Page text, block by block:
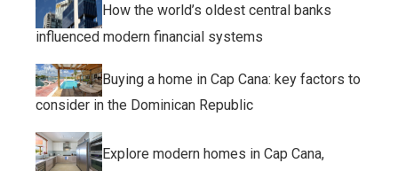
How the world’s oldest central banks
influenced modern financial systems
Buying a home in Cap Cana: key factors to
consider in the Dominican Republic
Explore modern homes in Cap Cana,